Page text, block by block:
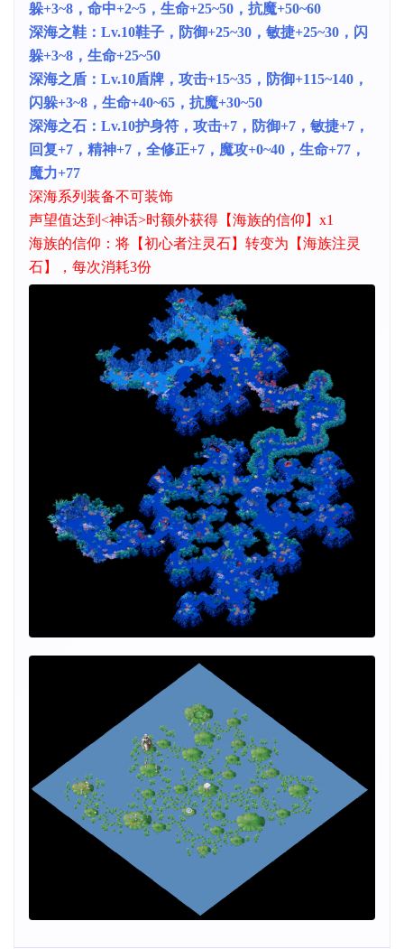
躲+3~8，命中+2~5，生命+25~50，抗魔+50~60
深海之鞋：Lv.10鞋子，防御+25~30，敏捷+25~30，闪
躲+3~8，生命+25~50
深海之盾：Lv.10盾牌，攻击+15~35，防御+115~140，
闪躲+3~8，生命+40~65，抗魔+30~50
深海之石：Lv.10护身符，攻击+7，防御+7，敏捷+7，
回复+7，精神+7，全修正+7，魔攻+0~40，生命+77，
魔力+77
深海系列装备不可装饰
声望值达到<神话>时额外获得【海族的信仰】x1
海族的信仰：将【初心者注灵石】转变为【海族注灵
石】，每次消耗3份